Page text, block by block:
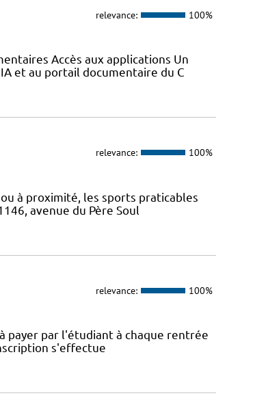
relevance: 100%
Accès aux applications Un
et au portail documentaire du C
relevance: 100%
à proximité, les sports praticables
avenue du Père Soul
relevance: 100%
payer par l'étudiant à chaque rentrée
s'effectue